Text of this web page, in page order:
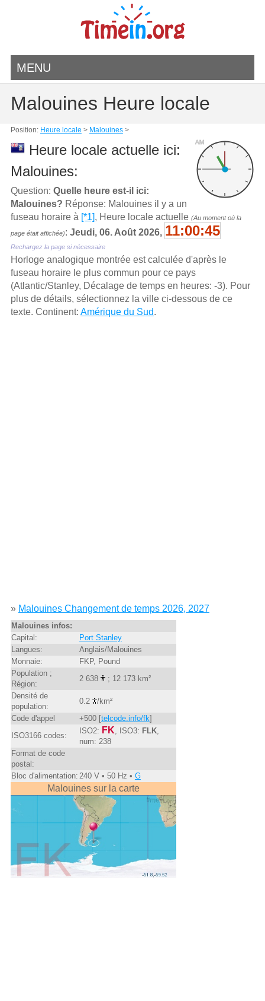
MENU
Malouines Heure locale
Position: Heure locale > Malouines>
AM
Heure locale actuelle ici:
Malouines:
Question: Quelle heure est-il ici:
Malouines? Réponse: Malouines il y a un
fuseau horaire à [*1], Heure locale actuelle (Au moment où la
page était affichée): Jeudi, 06. Août 2026, 11:00:45
Rechargez la page si nécessaire
Horloge analogique montrée est calculée d'aprѐs le
fuseau horaire le plus commun pour ce pays
(Atlantic/Stanley, Décalage de temps en heures: -3). Pour
plus de détails, sélectionnez la ville ci-dessous de ce
texte. Continent: Amérique du Sud.
» Malouines Changement de temps 2026, 2027
Malouines infos:
Capital:
Port Stanley
Langues:
Anglais/Malouines
Monnaie:
FKP, Pound
Population ;
Région:
2 638
; 12 173 km²
Densité de
population:
0.2
/km²
Code d'appel
+500 [telcode.info/fk]
ISO3166 codes:
ISO2: FK , ISO3: FLK,
num: 238
Format de code
postal:
Bloc d'alimentation: 240 V • 50 Hz • G
Malouines sur la carte